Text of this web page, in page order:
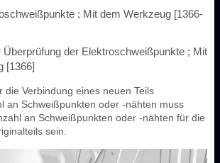
; Mit dem Werkzeug [1366-
der Elektroschweißpunkte ; Mit
[1366]
die Verbindung eines neuen Teils
an Schweißpunkten oder -nähten muss
an Schweißpunkten oder -nähten für die
sein.